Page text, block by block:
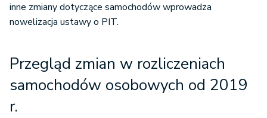
inne zmiany dotyczące samochodów wprowadza
nowelizacja ustawy o PIT.
Przegląd zmian w rozliczeniach
samochodów osobowych od 2019
r.